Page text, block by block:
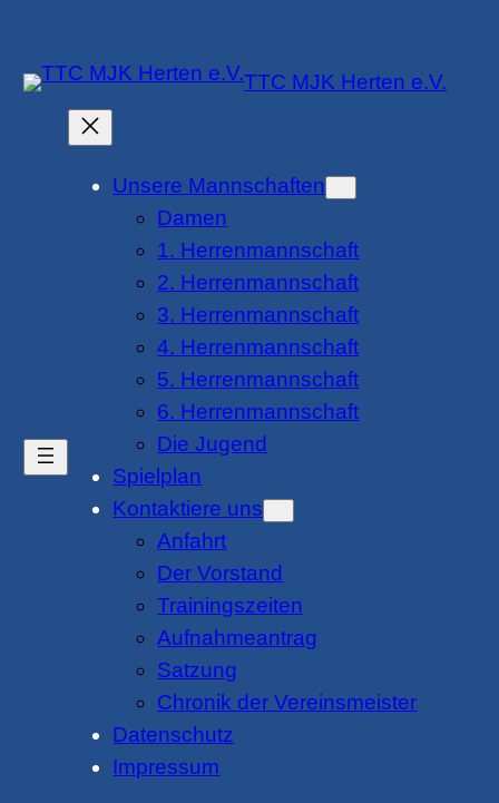
springen
TTC MJK Herten e.V.
Unsere Mannschaften
Damen
1. Herrenmannschaft
2. Herrenmannschaft
3. Herrenmannschaft
4. Herrenmannschaft
5. Herrenmannschaft
6. Herrenmannschaft
Die Jugend
Spielplan
Kontaktiere uns
Anfahrt
Der Vorstand
Trainingszeiten
Aufnahmeantrag
Satzung
Chronik der Vereinsmeister
Datenschutz
Impressum